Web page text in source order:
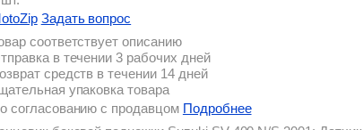
Задать вопрос
соответствует описанию
в течении 3 рабочих дней
средств в течении 14 дней
упаковка товара
согласованию с продавцом Подробнее